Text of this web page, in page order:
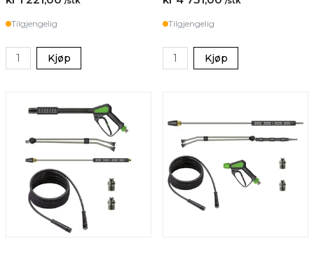
Tilgjengelig
Kjøp
Tilgjengelig
Kjøp